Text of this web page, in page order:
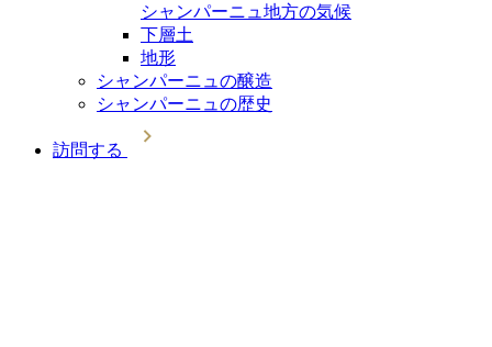
シャンパーニュ地方の気候
下層土
地形
シャンパーニュの醸造
シャンパーニュの歴史
訪問する